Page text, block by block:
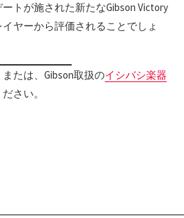
トが施された新たなGibson Victory
ヤーから評価されることでしょ
または、Gibson取扱のイシバシ楽器
さい。